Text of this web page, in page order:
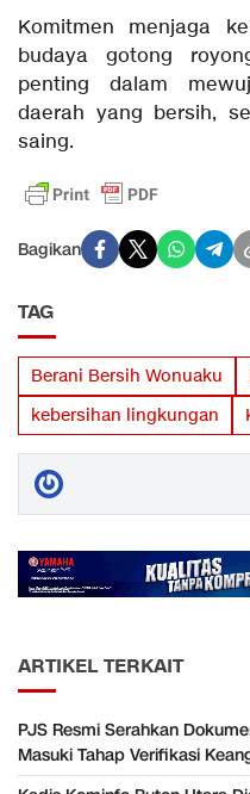
Komitmen menjaga
budaya gotong
penting dalam
daerah yang bersih,
saing.
Bagikan
TAG
Berani Bersih Wonuaku
kebersihan lingkungan
ARTIKEL TERKAIT
PJS Resmi Serahkan
Masuki Tahap Verifikasi